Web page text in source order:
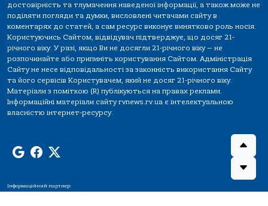
достовірність та тлумачення наведеної інформації, а також може не
поділяти погляди та думки, висловлені читачами сайту в
коментарях до статей, а сам ресурс виконує винятково роль носія.
Користуючись Сайтом, відвідувач підтверджує, що досяг 21-
річного віку. У разі, якщо Ви не досягли 21-річного віку — не
розпочинайте або припиніть користування Сайтом. Адміністрація
Сайту не несе відповідальності за законність використання Сайту
та його сервісів Користувачем, який не досяг 21-річного віку.
Матеріали з поміткою (R) публікуються на правах реклами.
Інформаційні матеріали сайту rvnews.rv.ua є інтелектуальною
власністю інтернет-ресурсу.
Інформаційний партнер: